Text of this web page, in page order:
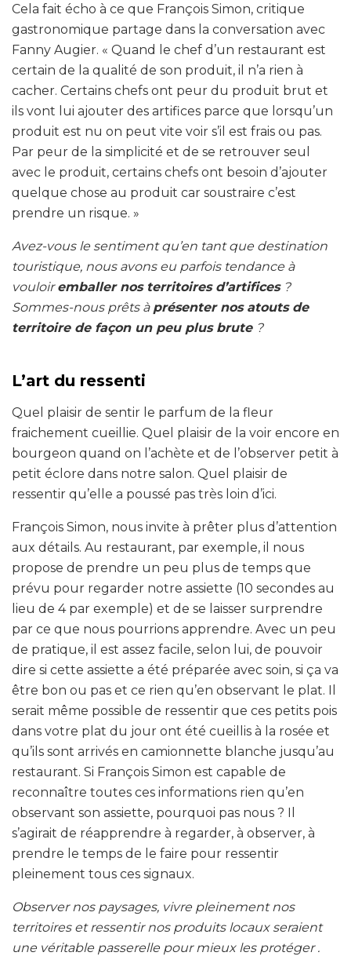
Cela fait écho à ce que François Simon, critique
gastronomique partage dans la conversation avec
Fanny Augier. « Quand le chef d’un restaurant est
certain de la qualité de son produit, il n’a rien à
cacher. Certains chefs ont peur du produit brut et
ils vont lui ajouter des artifices parce que lorsqu’un
produit est nu on peut vite voir s’il est frais ou pas.
Par peur de la simplicité et de se retrouver seul
avec le produit, certains chefs ont besoin d’ajouter
quelque chose au produit car soustraire c’est
prendre un risque. »
Avez-vous le sentiment qu’en tant que destination
touristique, nous avons eu parfois tendance à
vouloiremballer nos territoires d’artifices ?
Sommes-nous prêts à présenter nos atouts de
territoire de façon un peu plus brute ?
L’art du ressenti
Quel plaisir de sentir le parfum de la fleur
fraichement cueillie. Quel plaisir de la voir encore en
bourgeon quand on l’achète et de l’observer petit à
petit éclore dans notre salon. Quel plaisir de
ressentir qu’elle a poussé pas très loin d’ici.
François Simon, nous invite à prêter plus d’attention
aux détails. Au restaurant, par exemple, il nous
propose de prendre un peu plus de temps que
prévu pour regarder notre assiette (10 secondes au
lieu de 4 par exemple) et de se laisser surprendre
par ce que nous pourrions apprendre. Avec un peu
de pratique, il est assez facile, selon lui, de pouvoir
dire si cette assiette a été préparée avec soin, si ça va
être bon ou pas et ce rien qu’en observant le plat. Il
serait même possible de ressentir que ces petits pois
dans votre plat du jour ont été cueillis à la rosée et
qu’ils sont arrivés en camionnette blanche jusqu’au
restaurant. Si François Simon est capable de
reconnaître toutes ces informations rien qu’en
observant son assiette, pourquoi pas nous ? Il
s’agirait de réapprendre à regarder, à observer, à
prendre le temps de le faire pour ressentir
pleinement tous ces signaux.
Observer nos paysages, vivre pleinement nos
territoires et ressentir nos produits locaux seraient
une véritable passerelle pour mieux les protéger .